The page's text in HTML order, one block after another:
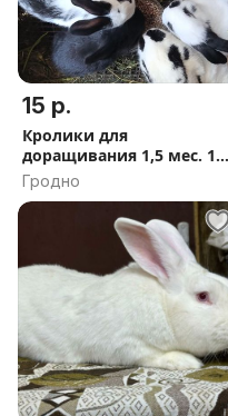
15 р.
Кролики для
доращивания 1,5 мес. 15
руб.
Гродно